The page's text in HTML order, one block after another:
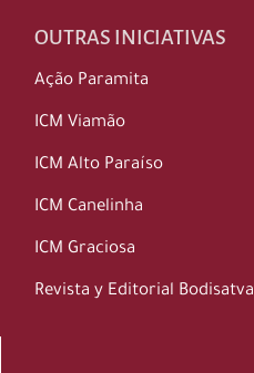
OUTRAS INICIATIVAS
Ação Paramita
ICM Viamão
ICM Alto Paraíso
ICM Canelinha
ICM Graciosa
Revista y Editorial Bodisatva